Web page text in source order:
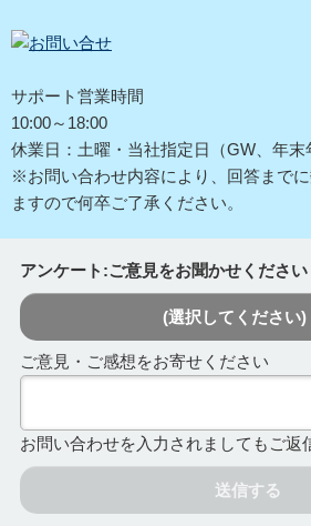
サポート営業時間
10:00～18:00
休業日：土曜・当社指定日（GW、年末
※お問い合わせ内容により、回答まで
ますので何卒ご了承ください。
アンケート:ご意見をお聞かせください
(選択してください)
ご意見・ご感想をお寄せください
お問い合わせを入力されましてもご返
送信する